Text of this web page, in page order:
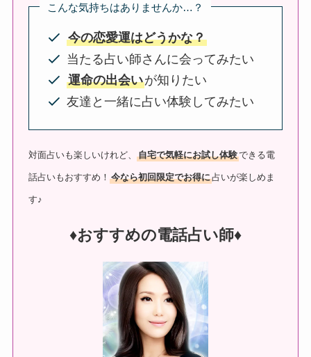
こんな気持ちはありませんか…？
今の恋愛運はどうかな？
当たる占い師さんに会ってみたい
運命の出会いが知りたい
友達と一緒に占い体験してみたい
対面占いも楽しいけれど、自宅で気軽にお試し体験できる電
話占いもおすすめ！今なら初回限定でお得に占いが楽しめま
す♪
♦︎おすすめの電話占い師♦︎